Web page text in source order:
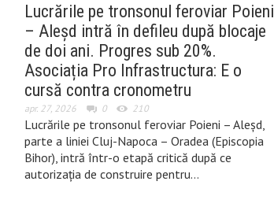
Lucrările pe tronsonul feroviar Poieni
– Aleșd intră în defileu după blocaje
de doi ani. Progres sub 20%.
Asociația Pro Infrastructura: E o
cursă contra cronometru
apr. 27, 2026 0 210
Lucrările pe tronsonul feroviar Poieni – Aleșd,
parte a liniei Cluj-Napoca – Oradea (Episcopia
Bihor), intră într-o etapă critică după ce
autorizația de construire pentru…